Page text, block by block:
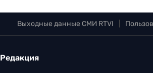
Выходные данные СМИ RTVI
Редакция